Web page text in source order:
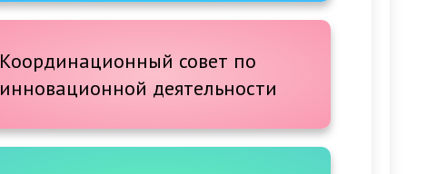
Координационный совет по
инновационной деятельности